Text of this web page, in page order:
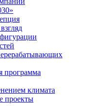
программа
климата
проекты